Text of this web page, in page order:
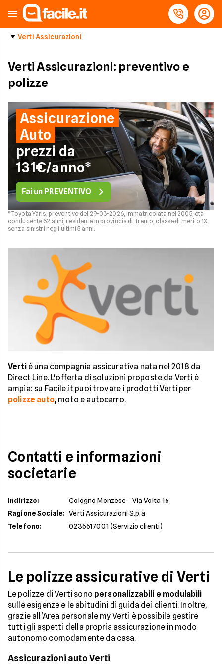
Verti Assicurazioni
Verti Assicurazioni: preventivo e
polizze
Assicurazione
Auto
prezzi da
131€/anno*
Fai un PREVENTIVO
*Toyota Yaris, preventivo del 29-03-2026, immatricolata nel 2005, età
conducente 62 anni, residente in provincia di Trento, classe di merito 1X
senza sinistri negli ultimi 5 anni.
Vertiè una compagnia assicurativa nata nel 2018 da
Direct Line. L'offerta di soluzioni proposte da Verti è
ampia: su Facile.it puoi trovare i prodotti Verti per
polizze auto, moto e autocarro.
Contatti e informazioni
societarie
Indirizzo:
Cologno Monzese - Via Volta 16
Ragione Sociale: Verti Assicurazioni S.p.a
Telefono: 0236617001 (Servizio clienti)
Le polizze assicurative di Verti
Le polizze di Verti sono personalizzabili e modulabili
sulle esigenze e le abitudini di guida dei clienti. Inoltre,
grazie all'Area personale my Verti è possibile gestire
tutti gli aspetti della propria assicurazione in modo
autonomo comodamente da casa.
Assicurazioni auto Verti